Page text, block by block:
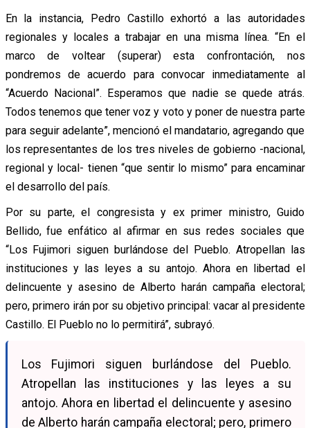
En la instancia, Pedro Castillo exhortó a las autoridades
regionales y locales a trabajar en una misma línea. “En el
marco de voltear (superar) esta confrontación, nos
pondremos de acuerdo para convocar inmediatamente al
“Acuerdo Nacional”. Esperamos que nadie se quede atrás.
Todos tenemos que tener voz y voto y poner de nuestra parte
para seguir adelante”, mencionó el mandatario, agregando que
los representantes de los tres niveles de gobierno -nacional,
regional y local- tienen “que sentir lo mismo” para encaminar
el desarrollo del país.
Por su parte, el congresista y ex primer ministro, Guido
Bellido, fue enfático al afirmar en sus redes sociales que
“Los Fujimori siguen burlándose del Pueblo. Atropellan las
instituciones y las leyes a su antojo. Ahora en libertad el
delincuente y asesino de Alberto harán campaña electoral;
pero, primero irán por su objetivo principal: vacar al presidente
Castillo. El Pueblo no lo permitirá”, subrayó.
Los Fujimori siguen burlándose del Pueblo.
Atropellan las instituciones y las leyes a su
antojo. Ahora en libertad el delincuente y asesino
de Alberto harán campaña electoral; pero, primero